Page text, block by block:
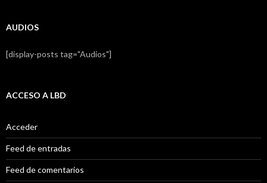
AUDIOS
[display-posts tag="Audios"]
ACCESO A LBD
Acceder
Feed de entradas
Feed de comentarios